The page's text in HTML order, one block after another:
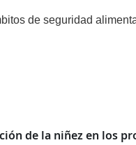
de seguridad
de la niñez en los